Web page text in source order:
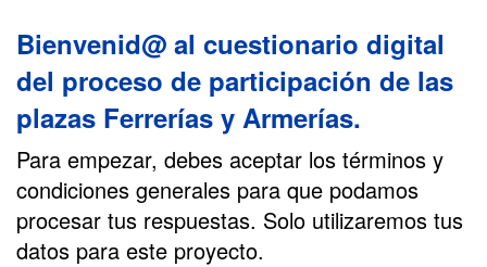
Bienvenid@ al cuestionario digital
del proceso de participación de las
plazas Ferrerías y Armerías.
Para empezar, debes aceptar los términos y
condiciones generales para que podamos
procesar tus respuestas. Solo utilizaremos tus
datos para este proyecto.